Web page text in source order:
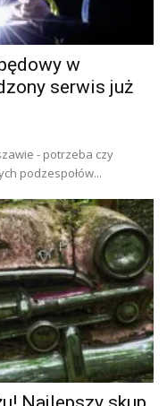
w
serwis już
- potrzeba czy
podzespołów...